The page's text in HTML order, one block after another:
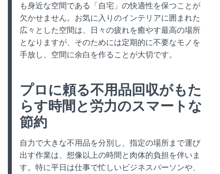
も身近な空間である「自宅」の快適性を保つことが
欠かせません。お気に入りのインテリアに囲まれた
広々とした空間は、日々の疲れを癒やす最高の場所
となりますが、そのためには定期的に不要なモノを
手放し、空間に余白を作ることが大切です。
プロに頼る不用品回収がもた
らす時間と労力のスマートな
節約
自力で大きな不用品を分別し、指定の場所まで運び
出す作業は、想像以上の時間と肉体的負担を伴いま
す。特に平日は仕事で忙しいビジネスパーソンや、